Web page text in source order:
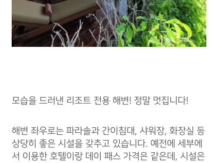
모습을 드러낸 리조트 전용 해변! 정말 멋집니다!
해변 좌우로는 파라솔과 간이침대, 샤워장, 화장실 등
상당히 좋은 시설을 갖추고 있습니다. 예전에 세부에
서 이용한 호텔이랑 데이 패스 가격은 같은데, 시설은